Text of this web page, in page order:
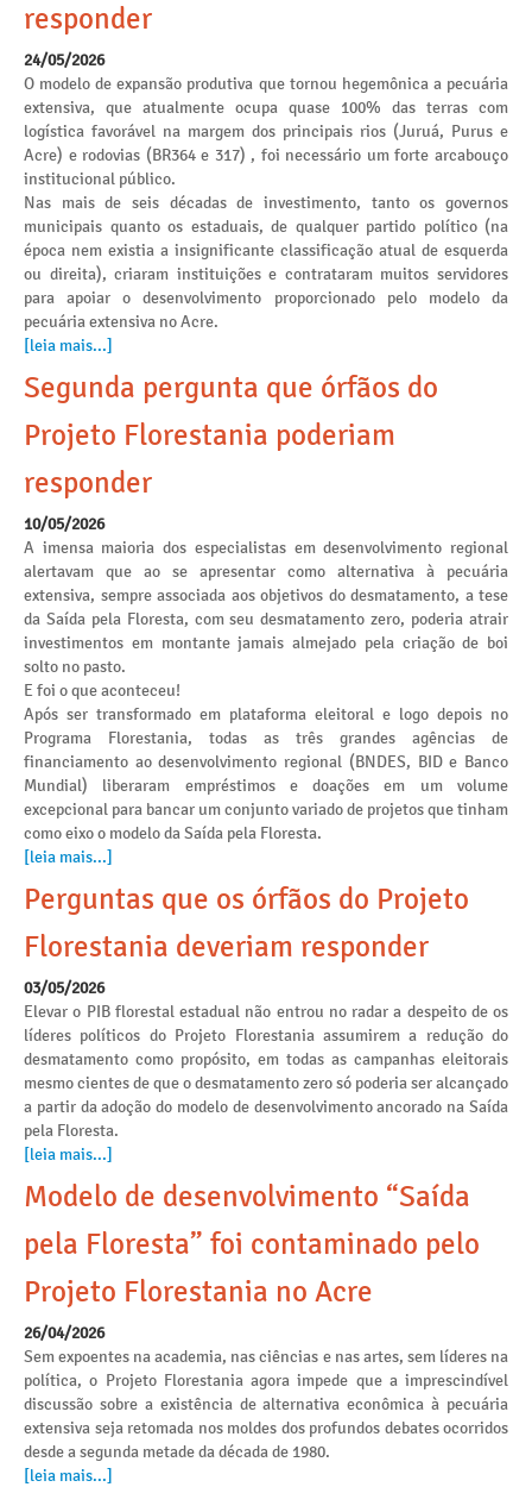
responder
24/05/2026
O modelo de expansão produtiva que tornou hegemônica a pecuária
extensiva, que atualmente ocupa quase 100% das terras com
logística favorável na margem dos principais rios (Juruá, Purus e
Acre) e rodovias (BR364 e 317) , foi necessário um forte arcabouço
institucional público.
Nas mais de seis décadas de investimento, tanto os governos
municipais quanto os estaduais, de qualquer partido político (na
época nem existia a insignificante classificação atual de esquerda
ou direita), criaram instituições e contrataram muitos servidores
para apoiar o desenvolvimento proporcionado pelo modelo da
pecuária extensiva no Acre.
[leia mais...]
Segunda pergunta que órfãos do
Projeto Florestania poderiam
responder
10/05/2026
A imensa maioria dos especialistas em desenvolvimento regional
alertavam que ao se apresentar como alternativa à pecuária
extensiva, sempre associada aos objetivos do desmatamento, a tese
da Saída pela Floresta, com seu desmatamento zero, poderia atrair
investimentos em montante jamais almejado pela criação de boi
solto no pasto.
E foi o que aconteceu!
Após ser transformado em plataforma eleitoral e logo depois no
Programa Florestania, todas as três grandes agências de
financiamento ao desenvolvimento regional (BNDES, BID e Banco
Mundial) liberaram empréstimos e doações em um volume
excepcional para bancar um conjunto variado de projetos que tinham
como eixo o modelo da Saída pela Floresta.
[leia mais...]
Perguntas que os órfãos do Projeto
Florestania deveriam responder
03/05/2026
Elevar o PIB florestal estadual não entrou no radar a despeito de os
líderes políticos do Projeto Florestania assumirem a redução do
desmatamento como propósito, em todas as campanhas eleitorais
mesmo cientes de que o desmatamento zero só poderia ser alcançado
a partir da adoção do modelo de desenvolvimento ancorado na Saída
pela Floresta.
[leia mais...]
Modelo de desenvolvimento “Saída
pela Floresta” foi contaminado pelo
Projeto Florestania no Acre
26/04/2026
Sem expoentes na academia, nas ciências e nas artes, sem líderes na
política, o Projeto Florestania agora impede que a imprescindível
discussão sobre a existência de alternativa econômica à pecuária
extensiva seja retomada nos moldes dos profundos debates ocorridos
desde a segunda metade da década de 1980.
[leia mais...]